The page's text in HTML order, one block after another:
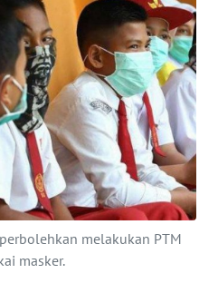
melakukan PTM
masker.